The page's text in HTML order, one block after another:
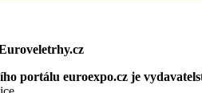
portálu euroexpo.cz je